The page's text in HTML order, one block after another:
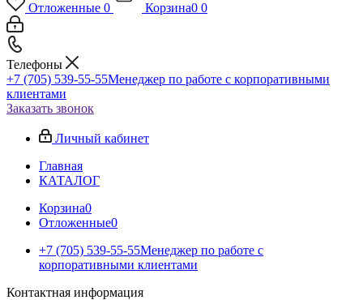
Отложенные 0 Корзина0 0
Телефоны
+7 (705) 539-55-55Менеджер по работе с корпоративными
клиентами
Заказать звонок
Личный кабинет
Главная
КАТАЛОГ
Корзина0
Отложенные0
+7 (705) 539-55-55Менеджер по работе с
корпоративными клиентами
Контактная информация